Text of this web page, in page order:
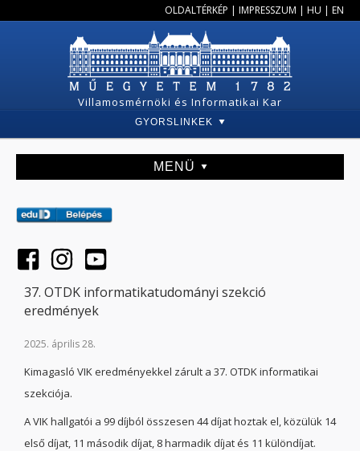
OLDALTÉRKÉP | IMPRESSZUM | HU | EN
Villamosmérnöki és Informatikai Kar
GYORSLINKEK
MENÜ
37. OTDK informatikatudományi szekció
eredmények
2025. április 28.
Kimagasló VIK eredményekkel zárult a 37. OTDK informatikai
szekciója.
A VIK hallgatói a 99 díjból összesen 44 díjat hoztak el, közülük 14
első díjat, 11 második díjat, 8 harmadik díjat és 11 különdíjat.